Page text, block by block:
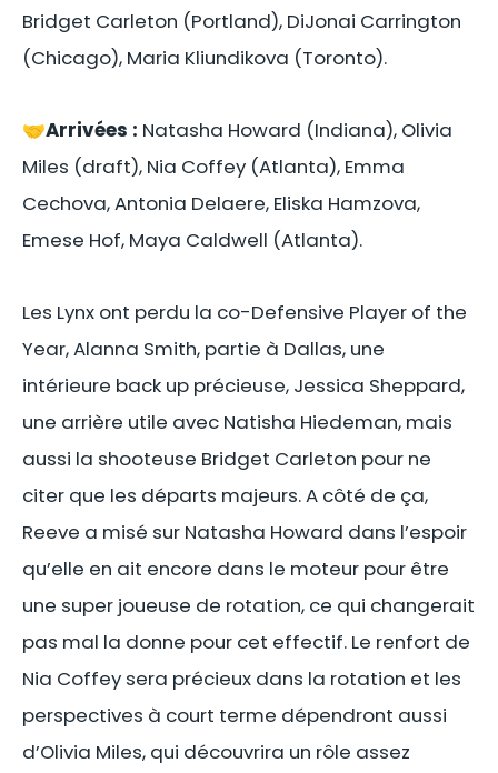
Bridget Carleton (Portland), DiJonai Carrington
(Chicago), Maria Kliundikova (Toronto).
🤝Arrivées : Natasha Howard (Indiana), Olivia
Miles (draft), Nia Coffey (Atlanta), Emma
Cechova, Antonia Delaere, Eliska Hamzova,
Emese Hof, Maya Caldwell (Atlanta).
Les Lynx ont perdu la co-Defensive Player of the
Year, Alanna Smith, partie à Dallas, une
intérieure back up précieuse, Jessica Sheppard,
une arrière utile avec Natisha Hiedeman, mais
aussi la shooteuse Bridget Carleton pour ne
citer que les départs majeurs. A côté de ça,
Reeve a misé sur Natasha Howard dans l’espoir
qu’elle en ait encore dans le moteur pour être
une super joueuse de rotation, ce qui changerait
pas mal la donne pour cet effectif. Le renfort de
Nia Coffey sera précieux dans la rotation et les
perspectives à court terme dépendront aussi
d’Olivia Miles, qui découvrira un rôle assez